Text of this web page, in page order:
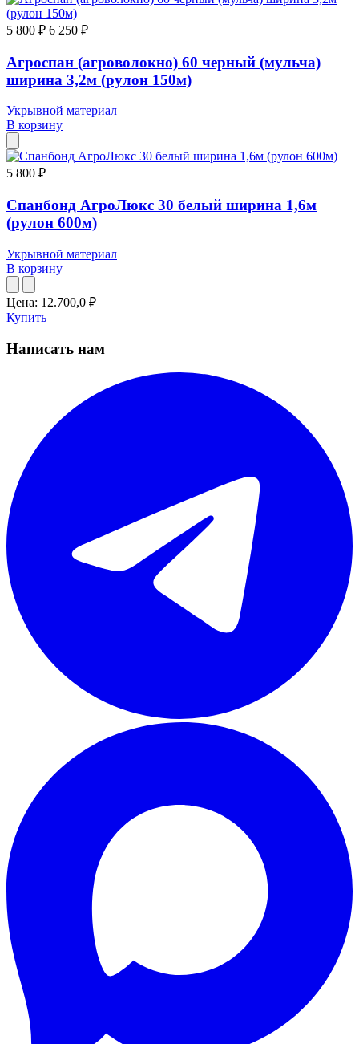
5 800 ₽ 6 250 ₽
Агроспан (агроволокно) 60 черный (мульча)
ширина 3,2м (рулон 150м)
Укрывной материал
В корзину
5 800 ₽
Спанбонд АгроЛюкс 30 белый ширина 1,6м
(рулон 600м)
Укрывной материал
В корзину
Цена: 12.700,0 ₽
Купить
Написать нам